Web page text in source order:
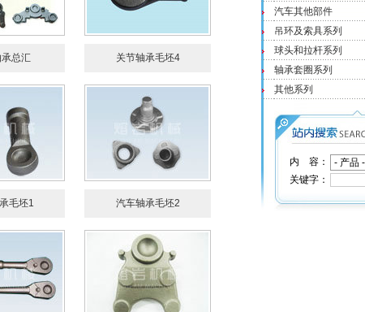
总汇 关节轴承毛坯4
毛坯1 汽车轴承毛坯2
汽车其他部件
吊环及索具系列
球头和拉杆系列
轴承套圈系列
其他系列
内 容：
关键字：